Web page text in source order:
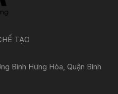
TẠO
Bình Hưng Hòa, Quận Bình